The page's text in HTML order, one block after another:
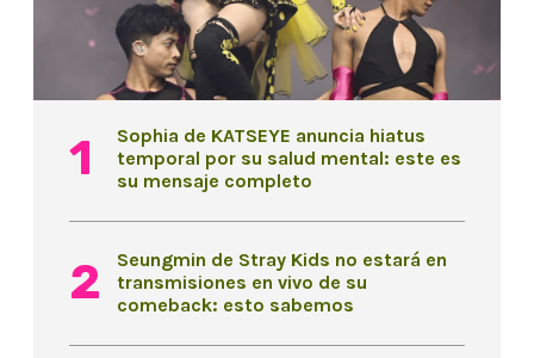
Sophia de KATSEYE anuncia hiatus
temporal por su salud mental: este es
su mensaje completo
Seungmin de Stray Kids no estará en
transmisiones en vivo de su
comeback: esto sabemos